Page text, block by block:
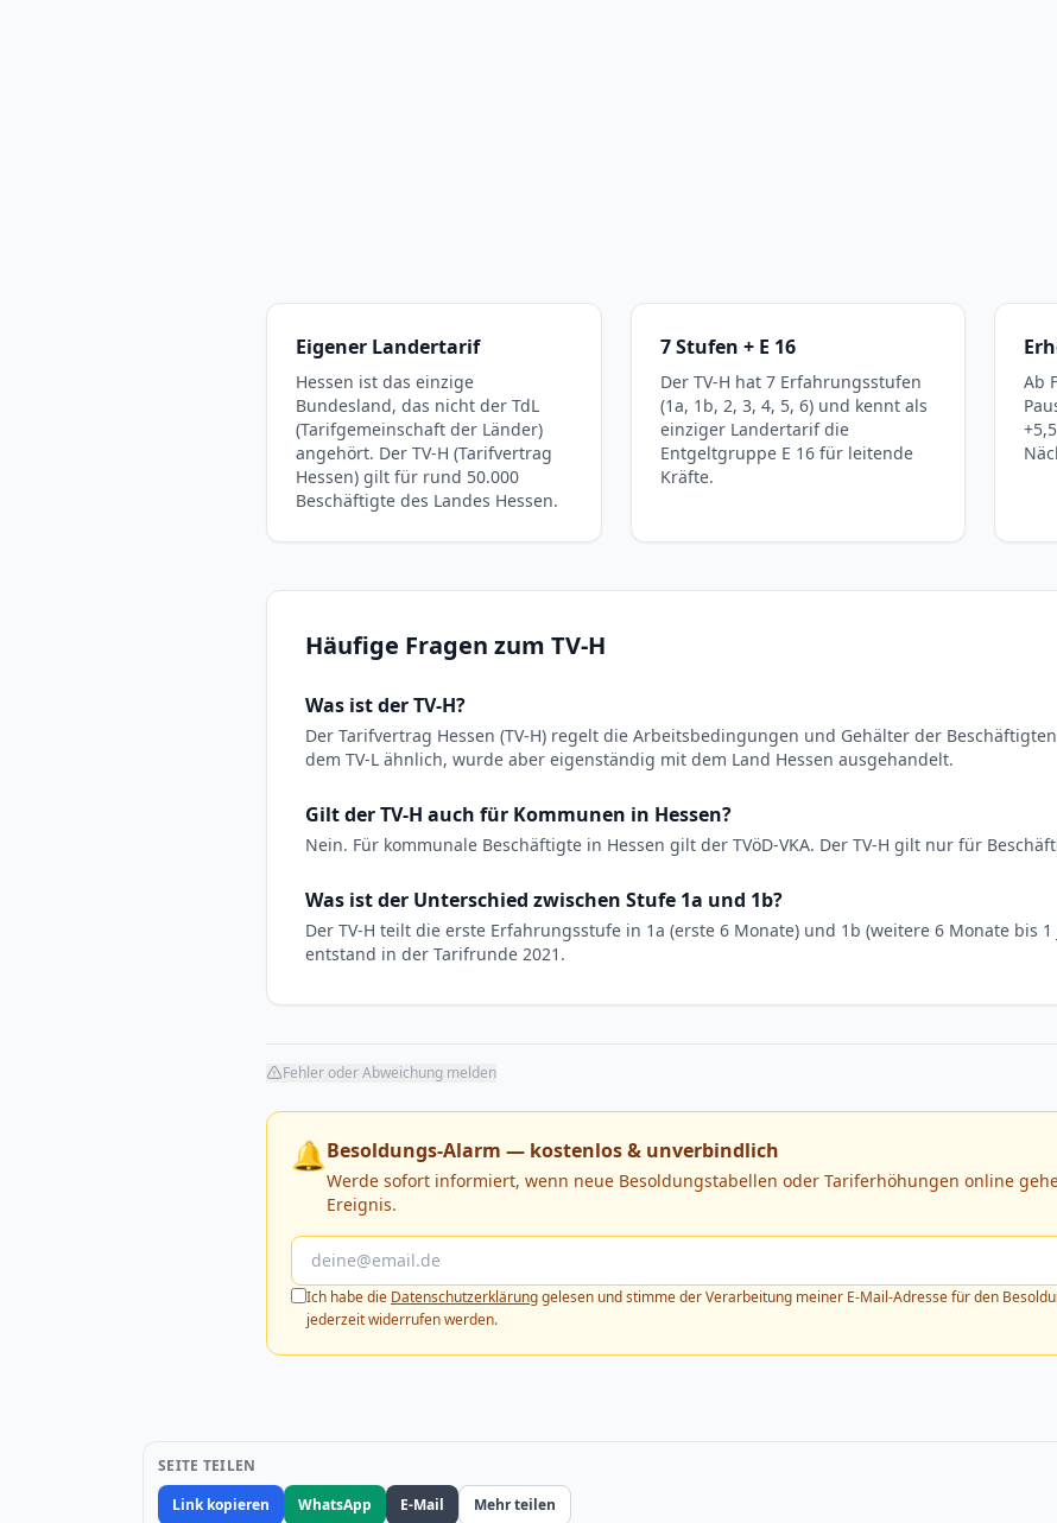
Eigener Landertarif
Hessen ist das einzige
Bundesland, das nicht der TdL
(Tarifgemeinschaft der Länder)
angehört. Der TV-H (Tarifvertrag
Hessen) gilt für rund 50.000
Beschäftigte des Landes Hessen.
7 Stufen + E 16
Der TV-H hat 7 Erfahrungsstufen
(1a, 1b, 2, 3, 4, 5, 6) und kennt als
einziger Landertarif die
Entgeltgruppe E 16 für leitende
Kräfte.
Ab
Häufige Fragen zum TV-H
Was ist der TV-H?
Der Tarifvertrag Hessen (TV-H) regelt die Arbeitsbedingungen und Gehälter der
dem TV-L ähnlich, wurde aber eigenständig mit dem Land Hessen ausgehandelt.
Gilt der TV-H auch für Kommunen in Hessen?
Nein. Für kommunale Beschäftigte in Hessen gilt der TVöD-VKA. Der TV-H gilt nur für
Was ist der Unterschied zwischen Stufe 1a und 1b?
Der TV-H teilt die erste Erfahrungsstufe in 1a (erste 6 Monate) und 1b (weitere 6 Monate bis 1
entstand in der Tarifrunde 2021.
Fehler oder Abweichung melden
🔔Besoldungs-Alarm — kostenlos & unverbindlich
Werde sofort informiert, wenn neue Besoldungstabellen oder Tariferhöhungen online
Ereignis.
Ich habe die Datenschutzerklärunggelesen und stimme der Verarbeitung meiner E-Mail-Adresse für den
jederzeit widerrufen werden.
SEITE TEILEN
Link kopieren
WhatsApp E-Mail Mehr teilen